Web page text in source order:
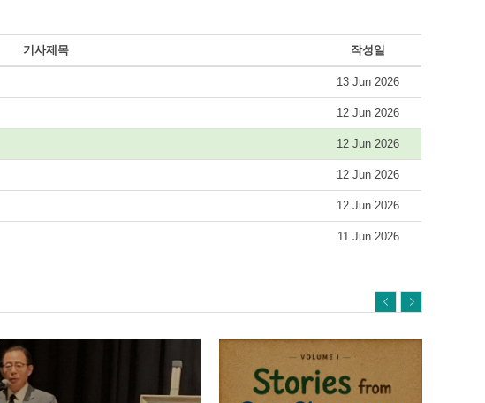
기사제목 작성일
13 Jun 2026
12 Jun 2026
12 Jun 2026
12 Jun 2026
12 Jun 2026
11 Jun 2026